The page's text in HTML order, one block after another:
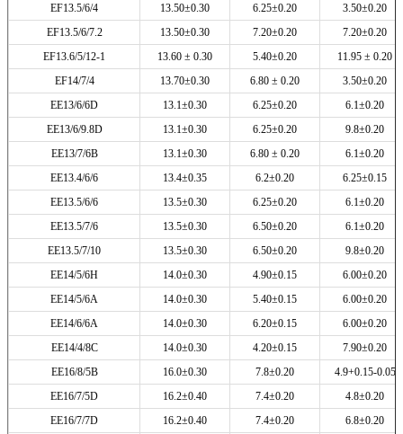
EF13.5/6/4
13.50±0.30 6.25±0.20
3.50±0.20
EF13.5/6/7.2
13.50±0.30 7.20±0.20
7.20±0.20
EF13.6/5/12-1
13.60 ± 0.30 5.40±0.20
11.95 ± 0.20
EF14/7/4
13.70±0.30 6.80 ± 0.20
3.50±0.20
EE13/6/6D
13.1±0.30 6.25±0.20
6.1±0.20
EE13/6/9.8D
13.1±0.30 6.25±0.20
9.8±0.20
EE13/7/6B
13.1±0.30 6.80 ± 0.20
6.1±0.20
EE13.4/6/6
13.4±0.35 6.2±0.20
6.25±0.15
EE13.5/6/6
13.5±0.30 6.25±0.20
6.1±0.20
EE13.5/7/6
13.5±0.30 6.50±0.20
6.1±0.20
EE13.5/7/10
13.5±0.30 6.50±0.20
9.8±0.20
EE14/5/6H
14.0±0.30 4.90±0.15
6.00±0.20
EE14/5/6A
14.0±0.30 5.40±0.15
6.00±0.20
EE14/6/6A
14.0±0.30 6.20±0.15
6.00±0.20
EE14/4/8C
14.0±0.30 4.20±0.15
7.90±0.20
EE16/8/5B
16.0±0.30 7.8±0.20
4.9+0.15-0.05
EE16/7/5D
16.2±0.40 7.4±0.20
4.8±0.20
EE16/7/7D
16.2±0.40 7.4±0.20
6.8±0.20